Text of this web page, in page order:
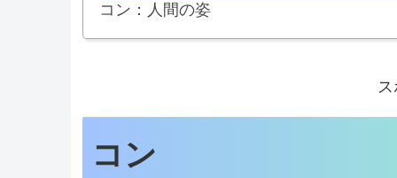
コン：人間の姿
ス
コン